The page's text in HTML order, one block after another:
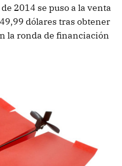
2014 se puso a la venta
dólares tras obtener
la ronda de financiación